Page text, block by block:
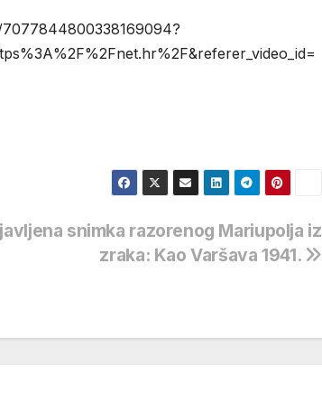
snimka razorenog Mariupolja iz
zraka: Kao Varšava 1941.